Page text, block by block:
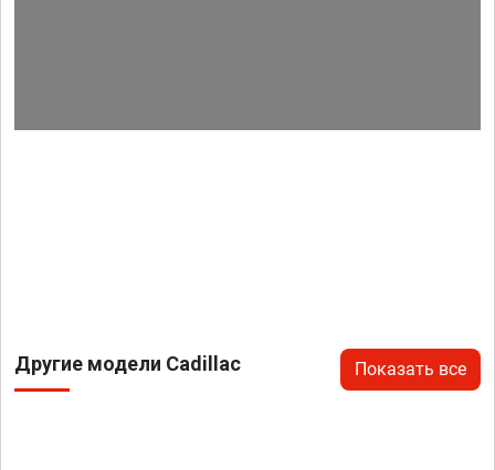
Другие модели Cadillac Показать все